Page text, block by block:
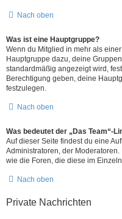
Nach oben
Was ist eine Hauptgruppe?
Wenn du Mitglied in mehr als
Hauptgruppe dazu, deine
standardmäßig angezeigt wird,
Berechtigung geben, deine
festzulegen.
Nach oben
Was bedeutet der „Das Team“-
Auf dieser Seite findest du eine
Administratoren, der
wie die Foren, die diese im
Nach oben
Private Nachrichten